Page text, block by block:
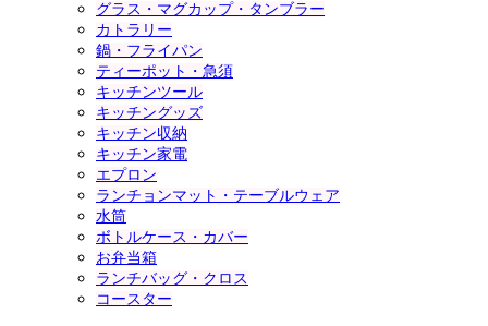
グラス・マグカップ・タンブラー
カトラリー
鍋・フライパン
ティーポット・急須
キッチンツール
キッチングッズ
キッチン収納
キッチン家電
エプロン
ランチョンマット・テーブルウェア
水筒
ボトルケース・カバー
お弁当箱
ランチバッグ・クロス
コースター